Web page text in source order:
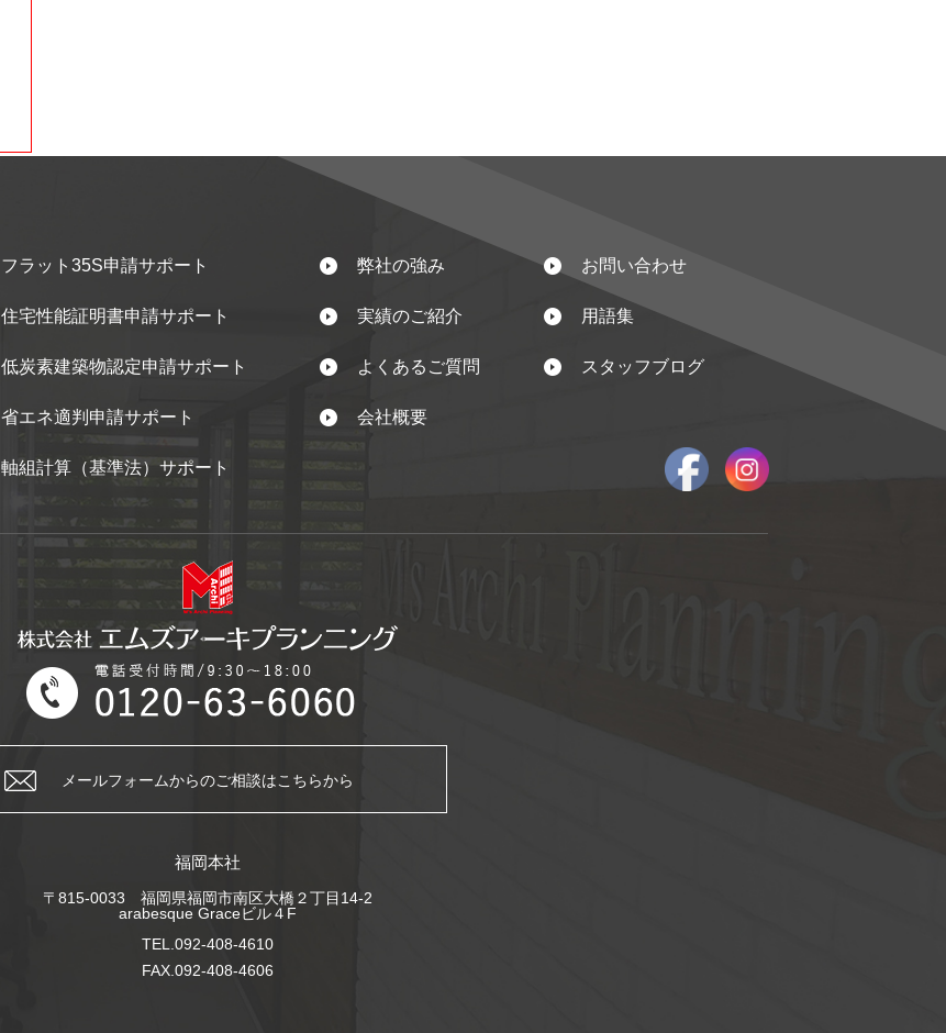
フラット35S申請サポート
住宅性能証明書申請サポート
低炭素建築物認定申請サポート
省エネ適判申請サポート
軸組計算（基準法）サポート
弊社の強み
実績のご紹介
よくあるご質問
会社概要
お問い合わせ
用語集
スタッフブログ
メールフォームからのご相談はこちらから
福岡本社
〒815-0033 福岡県福岡市南区大橋２丁目14-2
arabesque Graceビル４F
TEL.092-408-4610
FAX.092-408-4606